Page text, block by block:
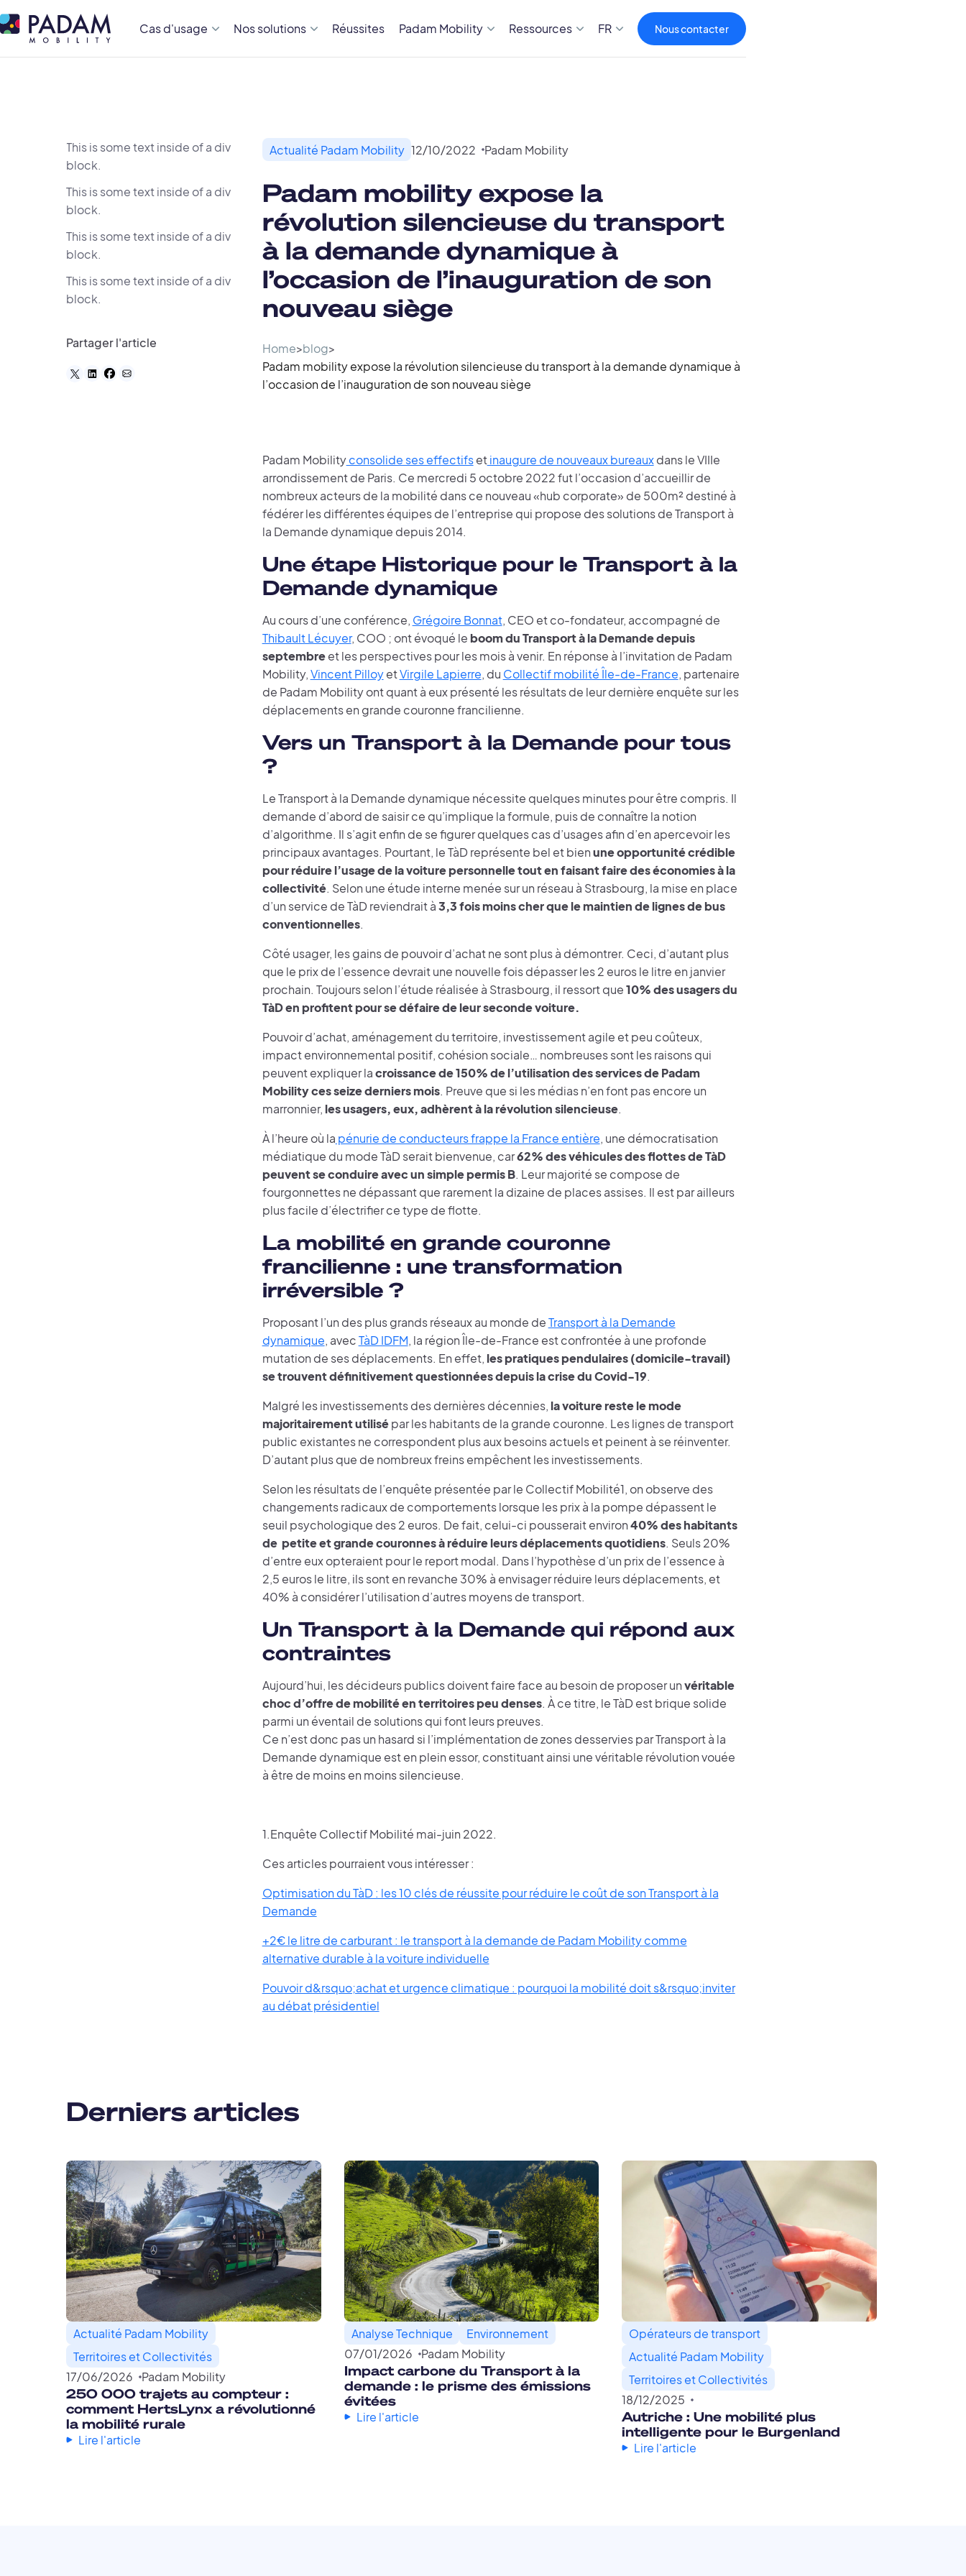
Cas d'usage Nos solutions Réussites Padam Mobility Ressources FR Nous contacter
This is some text inside of a div
block.
This is some text inside of a div
block.
This is some text inside of a div
block.
This is some text inside of a div
block.
Partager l'article Home>blog>
Padam mobility expose la révolution silencieuse du transport à la demande dynamique à
l’occasion de l’inauguration de son nouveau siège
Padam mobility expose la
révolution silencieuse du transport
à la demande dynamique à
l’occasion de l’inauguration de son
nouveau siège
Actualité Padam Mobility 12/10/2022 Padam Mobility
Padam Mobilityconsolide ses effectifsetinaugure de nouveaux bureauxdans le VIIIe
arrondissement de Paris. Ce mercredi 5 octobre 2022 fut l’occasion d’accueillir de
nombreux acteurs de la mobilité dans ce nouveau «hub corporate» de 500m² destiné à
fédérer les différentes équipes de l’entreprise qui propose des solutions de Transport à
la Demande dynamique depuis 2014.
Une étape Historique pour le Transport à la
Demande dynamique
Au cours d’une conférence, Grégoire Bonnat, CEO et co-fondateur, accompagné de
Thibault Lécuyer, COO ; ont évoqué le boom du Transport à la Demande depuis
septembreet les perspectives pour les mois à venir. En réponse à l’invitation de Padam
Mobility,Vincent PilloyetVirgile Lapierre, du Collectif mobilité Île-de-France, partenaire
de Padam Mobility ont quant à eux présenté les résultats de leur dernière enquête sur les
déplacements en grande couronne francilienne.
Vers un Transport à la Demande pour tous
?
Le Transport à la Demande dynamique nécessite quelques minutes pour être compris. Il
demande d’abord de saisir ce qu’implique la formule, puis de connaître la notion
d’algorithme. Il s’agit enfin de se figurer quelques cas d’usages afin d’en apercevoir les
principaux avantages. Pourtant, le TàD représente bel et bienune opportunité crédible
pour réduire l’usage de la voiture personnelle tout en faisant faire des économies à la
collectivité. Selon une étude interne menée sur un réseau à Strasbourg, la mise en place
d’un service de TàD reviendrait à3,3 fois moins cher que le maintien de lignes de bus
conventionnelles.
Côté usager, les gains de pouvoir d’achat ne sont plus à démontrer. Ceci, d’autant plus
que le prix de l’essence devrait une nouvelle fois dépasser les 2 euros le litre en janvier
prochain. Toujours selon l’étude réalisée à Strasbourg, il ressort que10% des usagers du
TàD en profitent pour se défaire de leur seconde voiture.
Pouvoir d’achat, aménagement du territoire, investissement agile et peu coûteux,
impact environnemental positif, cohésion sociale… nombreuses sont les raisons qui
peuvent expliquer lacroissance de 150% de l’utilisation des services de Padam
Mobility ces seize derniers mois. Preuve que si les médias n’en font pas encore un
marronnier, les usagers, eux, adhèrent à la révolution silencieuse.
À l’heure où la pénurie de conducteurs frappe la France entière, une démocratisation
médiatique du mode TàD serait bienvenue, car62% des véhicules des flottes de TàD
peuvent se conduire avec un simple permis B. Leur majorité se compose de
fourgonnettes ne dépassant que rarement la dizaine de places assises. Il est par ailleurs
plus facile d’électrifier ce type de flotte.
La mobilité en grande couronne
francilienne : une transformation
irréversible ?
Proposant l’un des plus grands réseaux au monde deTransport à la Demande
dynamique, avecTàD IDFM, la région Île-de-France est confrontée à une profonde
mutation de ses déplacements. En effet, les pratiques pendulaires (domicile-travail)
se trouvent définitivement questionnées depuis la crise du Covid-19.
Malgré les investissements des dernières décennies, la voiture reste le mode
majoritairement utilisépar les habitants de la grande couronne. Les lignes de transport
public existantes ne correspondent plus aux besoins actuels et peinent à se réinventer.
D’autant plus que de nombreux freins empêchent les investissements.
Selon les résultats de l’enquête présentée par le Collectif Mobilité1, on observe des
changements radicaux de comportements lorsque les prix à la pompe dépassent le
seuil psychologique des 2 euros. De fait, celui-ci pousserait environ40% des habitants
de petite et grande couronnes à réduire leurs déplacements quotidiens. Seuls 20%
d’entre eux opteraient pour le report modal. Dans l’hypothèse d’un prix de l’essence à
2,5 euros le litre, ils sont en revanche 30% à envisager réduire leurs déplacements, et
40% à considérer l’utilisation d’autres moyens de transport.
Un Transport à la Demande qui répond aux
contraintes
Aujourd’hui, les décideurs publics doivent faire face au besoin de proposer unvéritable
choc d’offre de mobilité en territoires peu denses. À ce titre, le TàD est brique solide
parmi un éventail de solutions qui font leurs preuves.
Ce n’est donc pas un hasard si l’implémentation de zones desservies par Transport à la
Demande dynamique est en plein essor, constituant ainsi une véritable révolution vouée
à être de moins en moins silencieuse.
1.Enquête Collectif Mobilité mai-juin 2022.
Ces articles pourraient vous intéresser :
Optimisation du TàD : les 10 clés de réussite pour réduire le coût de son Transport à la
Demande
+2€ le litre de carburant : le transport à la demande de Padam Mobility comme
alternative durable à la voiture individuelle
Pouvoir d&rsquo;achat et urgence climatique : pourquoi la mobilité doit s&rsquo;inviter
au débat présidentiel
Derniers articles
Actualité Padam Mobility
Territoires et Collectivités
17/06/2026 Padam Mobility
250 000 trajets au compteur :
comment HertsLynx a révolutionné
la mobilité rurale
Lire l'article
Analyse Technique
Environnement
07/01/2026 Padam Mobility
Impact carbone du Transport à la
demande : le prisme des émissions
évitées
Lire l'article
Opérateurs de transport
Actualité Padam Mobility
Territoires et Collectivités
18/12/2025
Autriche : Une mobilité plus
intelligente pour le Burgenland
Lire l'article